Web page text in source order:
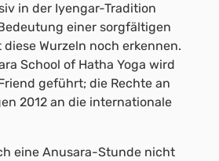
in der Iyengar-Tradition
einer sorgfältigen
Wurzeln noch erkennen.
School of Hatha Yoga wird
geführt; die Rechte an
2012 an die internationale
eine Anusara-Stunde nicht